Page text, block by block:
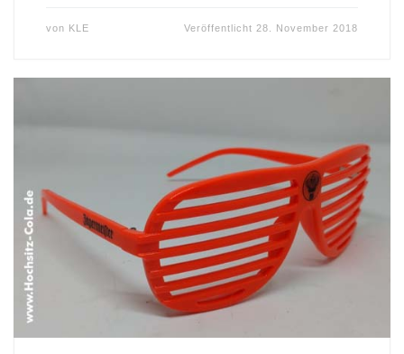
von KLE Veröffentlicht 28. November 2018